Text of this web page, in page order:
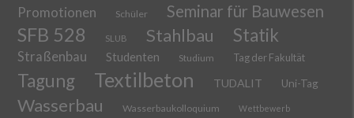
Promotionen Schüler Seminar für Bauwesen
SFB 528 SLUB Stahlbau Statik
Straßenbau Studenten Studium Tag der Fakultät
Tagung Textilbeton TUDALIT Uni-Tag
Wasserbau Wasserbaukolloquium Wettbewerb